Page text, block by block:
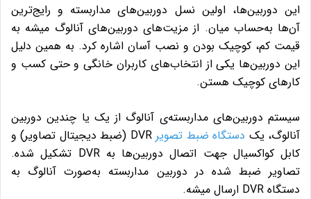
این دوربین‌ها، اولین نسل دوربین‌های مداربسته و رایج‌ترین
آن‌ها به‌حساب میان. از مزیت‌های دوربین‌های آنالوگ میشه به
قیمت کم، کوچیک بودن و نصب آسان اشاره کرد. به همین دلیل
این دوربین‌ها یکی از انتخاب‌های کاربران خانگی و حتی کسب و
کارهای کوچیک هستن.
سیستم دوربین‌های مداربسته‌ی آنالوگ از یک یا چندین دوربین
آنالوگ، یک دستگاه ضبط تصویر
DVR (ضبط دیجیتال تصاویر) و
کابل کواکسیال جهت اتصال دوربین‌ها به DVR تشکیل شده.
تصاویر ضبط شده در دوربین مداربسته به‌صورت آنالوگ به
دستگاه DVR ارسال‌ میشه.